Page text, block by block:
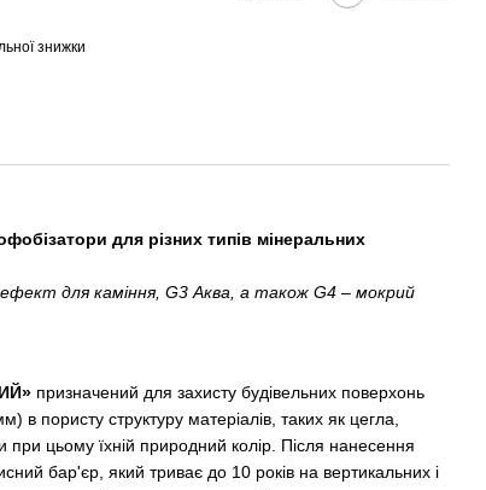
знижки
для різних типів мінеральних
для каміння, G3 Аква, а також G4 – мокрий
призначений для захисту будівельних поверхонь
в пористу структуру матеріалів, таких як цегла,
при цьому їхній природний колір. Після нанесення
бар'єр, який триває до 10 років на вертикальних і